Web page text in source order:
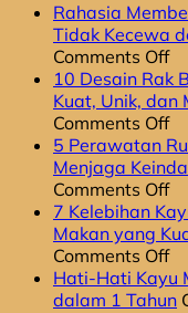
Rahasia
Tidak Kecewa
Comments Offon
6
10 Desain Rak
Kuat, Unik, dan
Comments Offon
Rak
5 Perawatan
Menjaga
Comments Offon
5
7 Kelebihan
Makan yang
Comments Offon
7
Hati-Hati Kayu
dalam 1 Tahun